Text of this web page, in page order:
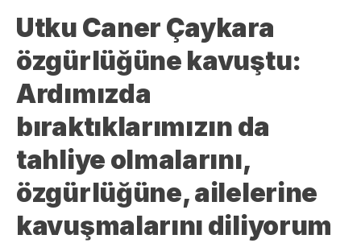
Utku Caner Çaykara
özgürlüğüne kavuştu:
Ardımızda
bıraktıklarımızın da
tahliye olmalarını,
özgürlüğüne, ailelerine
kavuşmalarını diliyorum